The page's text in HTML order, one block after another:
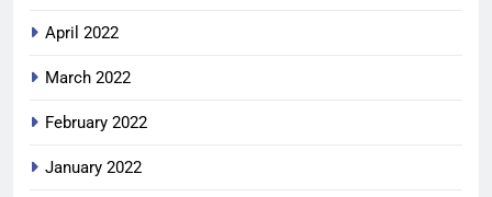
April 2022
March 2022
February 2022
January 2022